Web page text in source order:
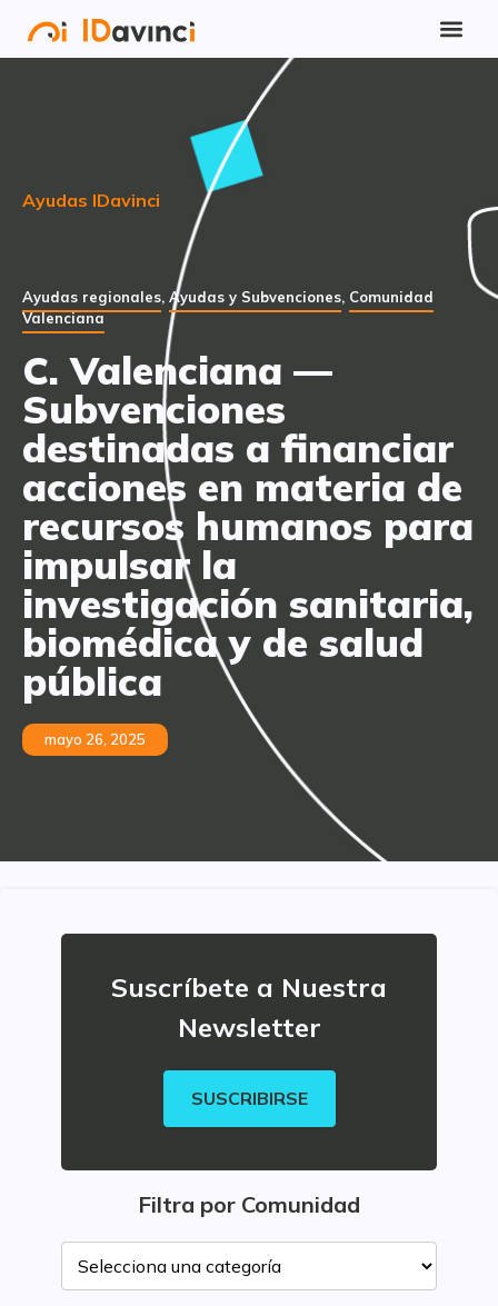
Ayudas IDavinci
Ayudas regionales, Ayudas y Subvenciones, Comunidad
Valenciana
C. Valenciana —
Subvenciones
destinadas a financiar
acciones en materia de
recursos humanos para
impulsar la
investigación sanitaria,
biomédica y de salud
pública
mayo 26, 2025
Suscríbete a Nuestra
Newsletter
SUSCRIBIRSE
Filtra por Comunidad